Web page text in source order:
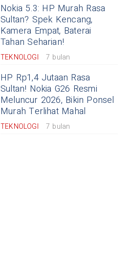
Nokia 5.3: HP Murah Rasa
Sultan? Spek Kencang,
Kamera Empat, Baterai
Tahan Seharian!
TEKNOLOGI 7 bulan
HP Rp1,4 Jutaan Rasa
Sultan! Nokia G26 Resmi
Meluncur 2026, Bikin Ponsel
Murah Terlihat Mahal
TEKNOLOGI 7 bulan